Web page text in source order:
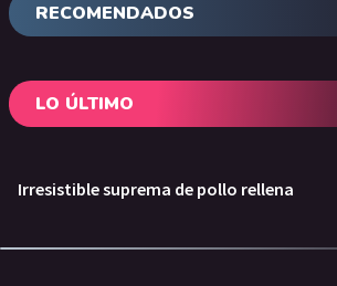
RECOMENDADOS
LO ÚLTIMO
Irresistible suprema de pollo rellena